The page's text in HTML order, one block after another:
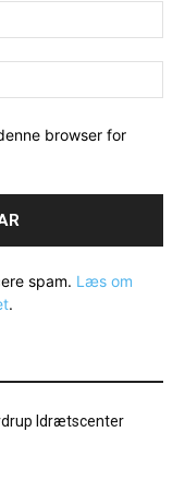
browser for
spam. Læs om
.
Idrætscenter